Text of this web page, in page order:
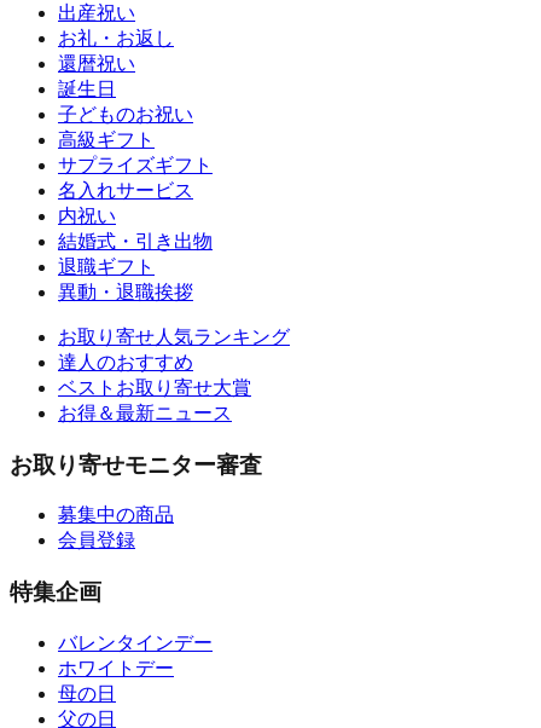
出産祝い
お礼・お返し
還暦祝い
誕生日
子どものお祝い
高級ギフト
サプライズギフト
名入れサービス
内祝い
結婚式・引き出物
退職ギフト
異動・退職挨拶
お取り寄せ人気ランキング
達人のおすすめ
ベストお取り寄せ大賞
お得＆最新ニュース
お取り寄せモニター審査
募集中の商品
会員登録
特集企画
バレンタインデー
ホワイトデー
母の日
父の日